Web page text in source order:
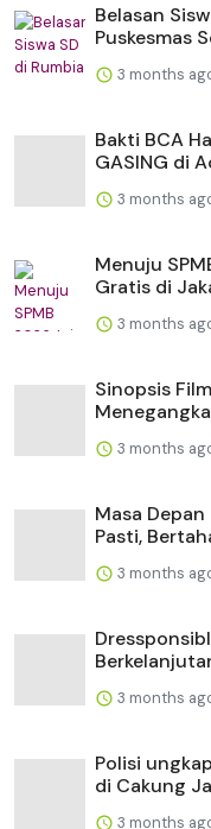
Belasan
Puskesmas
3 months
Bakti BCA
GASING di
3 months
Menuju
Gratis di
3 months
Sinopsis
3 months
Masa
Pasti,
3 months
3 months
Polisi
di Cakung
3 months